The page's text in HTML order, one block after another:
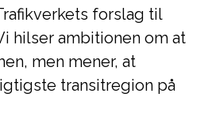
forslag til
hilser ambitionen om at
men mener, at
transitregion på